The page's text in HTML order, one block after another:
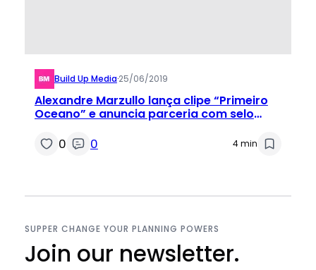
Build Up Media·25/06/2019
Alexandre Marzullo lança clipe “Primeiro
Oceano” e anuncia parceria com selo
0 0 4 min
SUPPER CHANGE YOUR PLANNING POWERS
Join our newsletter.